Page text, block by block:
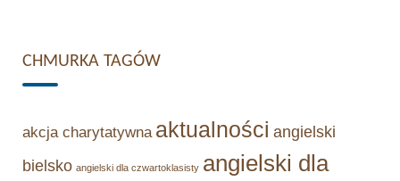
CHMURKA TAGÓW
akcja charytatywna aktualności angielski
bielsko angielski dla czwartoklasisty angielski dla